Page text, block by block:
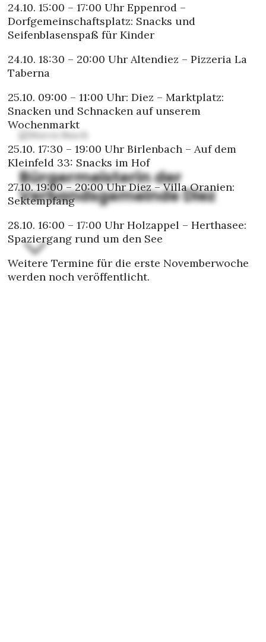
Bürgermeisterin der
Verbandsgemeinde Diez
24.10. 15:00 – 17:00 Uhr Eppenrod –
Dorfgemeinschaftsplatz: Snacks und
Seifenblasenspaß für Kinder
24.10. 18:30 – 20:00 Uhr Altendiez – Pizzeria La
Taberna
25.10. 09:00 – 11:00 Uhr: Diez – Marktplatz:
Snacken und Schnacken auf unserem
Wochenmarkt
25.10. 17:30 – 19:00 Uhr Birlenbach – Auf dem
Kleinfeld 33: Snacks im Hof
27.10. 19:00 – 20:00 Uhr Diez – Villa Oranien:
Sektempfang
28.10. 16:00 – 17:00 Uhr Holzappel – Herthasee:
Spaziergang rund um den See
Weitere Termine für die erste Novemberwoche
werden noch veröffentlicht.